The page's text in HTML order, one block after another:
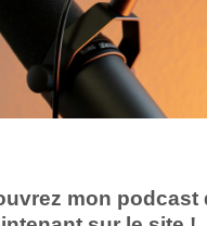
mon podcast